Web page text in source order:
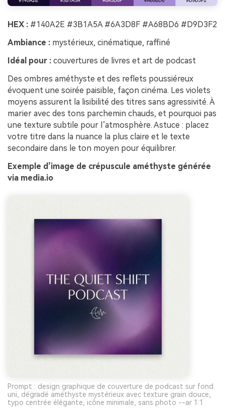
HEX : #140A2E #3B1A5A #6A3D8F #A68BD6 #D9D3F2
Ambiance : mystérieux, cinématique, raffiné
Idéal pour : couvertures de livres et art de podcast
Des ombres améthyste et des reflets poussiéreux
évoquent une soirée paisible, façon cinéma. Les violets
moyens assurent la lisibilité des titres sans agressivité. À
marier avec des tons parchemin chauds, et pourquoi pas
une texture subtile pour l’atmosphère. Astuce : placez
votre titre dans la nuance la plus claire et le texte
secondaire dans le ton moyen pour équilibrer.
Exemple d’image de crépuscule améthyste générée
via media.io
Prompt : design graphique de couverture de podcast sur fond
uni, dégradé améthyste mystérieux avec texture grain douce,
typo centrée élégante, icône minimale, sans photo --ar 1:1